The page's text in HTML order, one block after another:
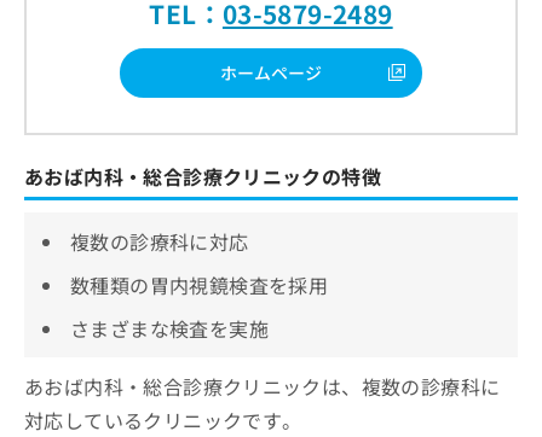
TEL： 03-5879-2489
ホームページ
あおば内科・総合診療クリニックの特徴
複数の診療科に対応
数種類の胃内視鏡検査を採用
さまざまな検査を実施
あおば内科・総合診療クリニックは、複数の診療科に
対応しているクリニックです。